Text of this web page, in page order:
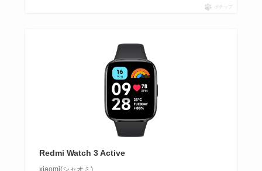
ポチップ
Redmi Watch 3 Active